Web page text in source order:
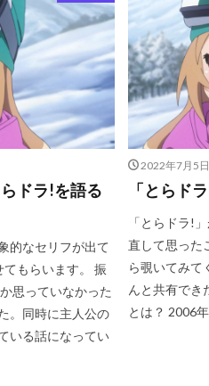
ドラ!を語る
的なセリフが出て
もらいます。 振
思っていなかった
。同時に主人公の
いる話になってい
2022年7月5日
「とらド
「とらドラ!
直して思った
ら覗いてみて
んと共有でき
とは？ 2006